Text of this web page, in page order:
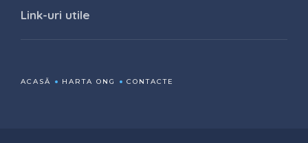
Link-uri utile
ACASĂ HARTA ONG CONTACTE